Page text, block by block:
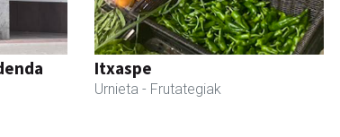
Itxaspe
Urnieta - Frutategiak